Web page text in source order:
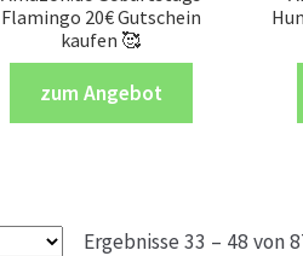
Flamingo 20€ Gutschein
kaufen 🥰
zum Angebot
Ergebnisse 33 – 48 von